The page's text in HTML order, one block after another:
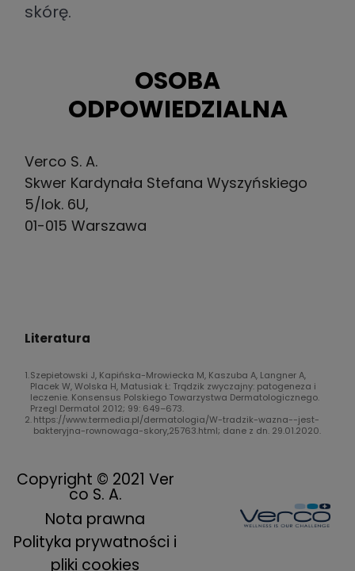
skórę.
OSOBA
ODPOWIEDZIALNA
Verco S. A.
Skwer Kardynała Stefana Wyszyńskiego
5/lok. 6U,
01-015 Warszawa
Literatura
Szepietowski J, Kapińska-Mrowiecka M, Kaszuba A, Langner A,
Placek W, Wolska H, Matusiak Ł: Trądzik zwyczajny: patogeneza i
leczenie. Konsensus Polskiego Towarzystwa Dermatologicznego.
Przegl Dermatol 2012; 99: 649–673.
https://www.termedia.pl/dermatologia/W-tradzik-wazna--jest-
bakteryjna-rownowaga-skory,25763.html; dane z dn. 29.01.2020.
Copyright © 2021 Ver
co S. A.
Nota prawna
Polityka prywatności i
pliki cookies